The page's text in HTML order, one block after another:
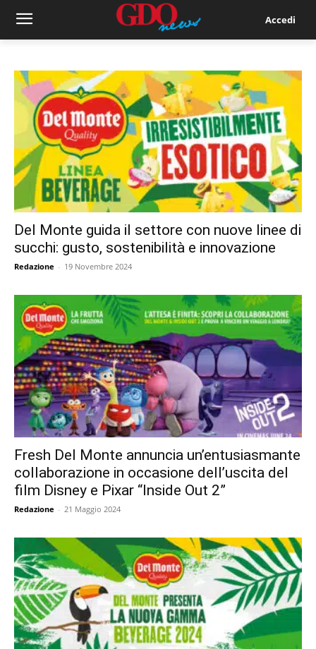
Accedi
Del Monte guida il settore con nuove linee di
succhi: gusto, sostenibilità e innovazione
Redazione - 19 Novembre 2024
Fresh Del Monte annuncia un’entusiasmante
collaborazione in occasione dell’uscita del
film Disney e Pixar “Inside Out 2”
Redazione - 21 Maggio 2024